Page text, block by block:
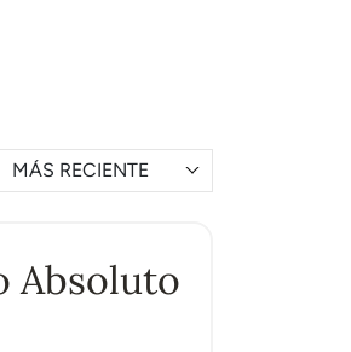
MÁS RECIENTE
Absoluto